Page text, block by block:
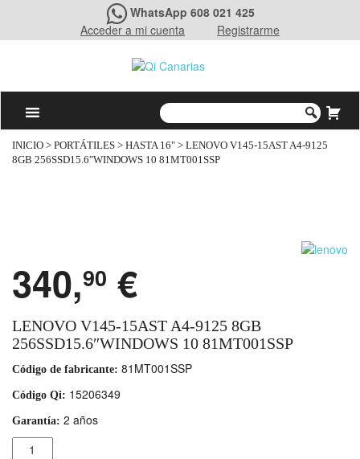
WhatsApp 608 021 425
Acceder a mi cuenta
Registrarme
INICIO > PORTÁTILES > HASTA 16" > LENOVO V145-15AST A4-9125
8GB 256SSD15.6″WINDOWS 10 81MT001SSP
340,90 €
LENOVO V145-15AST A4-9125 8GB
256SSD15.6″WINDOWS 10 81MT001SSP
Código de fabricante: 81MT001SSP
Código Qi: 15206349
Garantía: 2 años
Cantidad